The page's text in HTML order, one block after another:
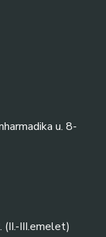
u. 8-
III.emelet)